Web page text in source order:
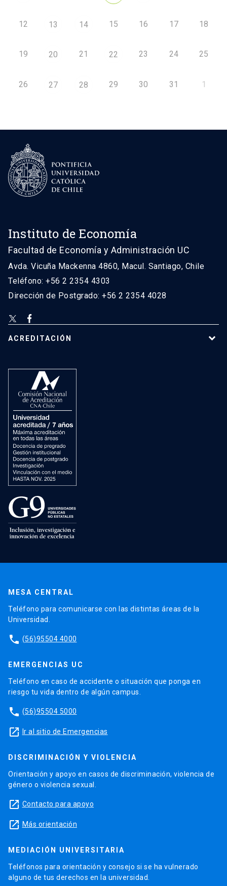
12 13 14 15 16 17 18
19 20 21 22 23 24 25
26 27 28 29 30 31 1
Instituto de Economía
Facultad de Economía y Administración UC
Avda. Vicuña Mackenna 4860, Macul. Santiago, Chile
Teléfono: +56 2 2354 4303
Dirección de Postgrado: +56 2 2354 4028
ACREDITACIÓN
MESA CENTRAL
Teléfono para comunicarse con las distintas áreas de la
Universidad.
phone (56)95504 4000
EMERGENCIAS UC
Teléfono en caso de accidente o situación que ponga en
riesgo tu vida dentro de algún campus.
phone (56)95504 5000
launch Ir al sitio de Emergencias
DISCRIMINACIÓN Y VIOLENCIA
Orientación y apoyo en casos de discriminación, violencia de
género o violencia sexual.
launch Contacto para apoyo
launch Más orientación
MEDIACIÓN UNIVERSITARIA
Teléfonos para orientación y consejo si se ha vulnerado
alguno de tus derechos en la universidad.